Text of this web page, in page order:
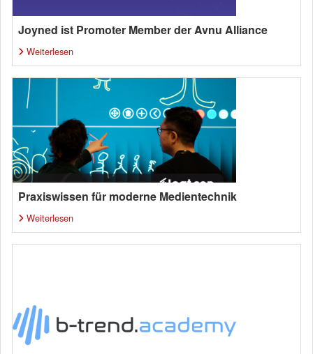
Joyned ist Promoter Member der Avnu Alliance
Weiterlesen
Praxiswissen für moderne Medientechnik
Weiterlesen